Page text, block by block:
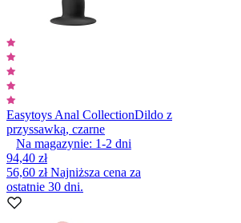
Easytoys Anal CollectionDildo z
przyssawką, czarne
Na magazynie: 1-2 dni
94,40 zł
56,60 złNajniższa cena za
ostatnie 30 dni.